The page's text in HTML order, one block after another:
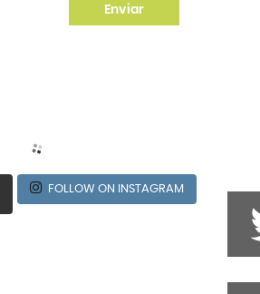
FOLLOW ON INSTAGRAM